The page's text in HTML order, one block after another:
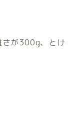
さが300g、とけ